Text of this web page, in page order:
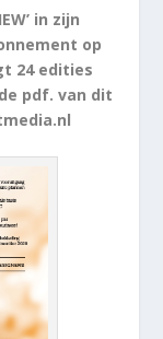
in zijn
op
24 edities
pdf. van dit